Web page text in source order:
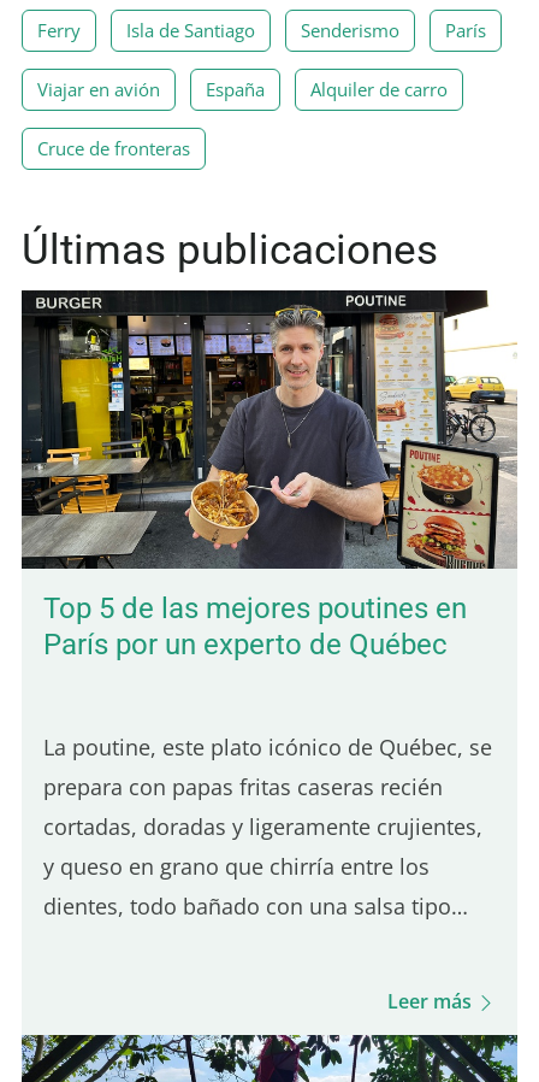
Ferry Isla de Santiago Senderismo París
Viajar en avión España Alquiler de carro
Cruce de fronteras
Últimas publicaciones
Top 5 de las mejores poutines en
París por un experto de Québec
La poutine, este plato icónico de Québec, se
prepara con papas fritas caseras recién
cortadas, doradas y ligeramente crujientes,
y queso en grano que chirría entre los
dientes, todo bañado con una salsa tipo
estos tres ingredientes lo que define una
lugares en París sirven poutine, solo uno
Leer más